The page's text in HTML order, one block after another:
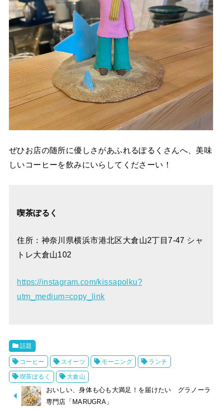
ぜひお店の随所に優しさがあふれるぽるくさんへ、美味
しいコーヒーを飲みにいらしてくださーい！
喫茶ぽるく
住所：神奈川県横浜市港北区大倉山2丁目7-47 シャ
トレ大倉山102
https://instagram.com/kissapolku?
utm_medium=copy_link
話題
コーヒー スイーツ モーニング ランチ
喫茶ぽるく 大倉山
おいしい、身体も心も大満足！を届けたい グラノーラ
専門店「MARUGRA」